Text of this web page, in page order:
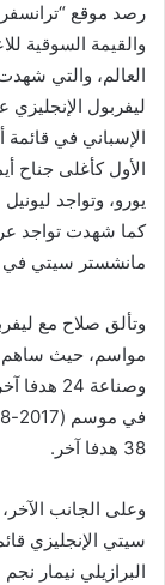
رصد موقع
والقيمة السوقية
العالم، والتي
ليفربول
الإسباني في قائمة
كما شهدت تواجد
مانشستر سيتي في المركز
وتألق صلاح مع
وصناعة
38 هدفا آخر.
وعلى الجانب
سيتي الإنجليزي